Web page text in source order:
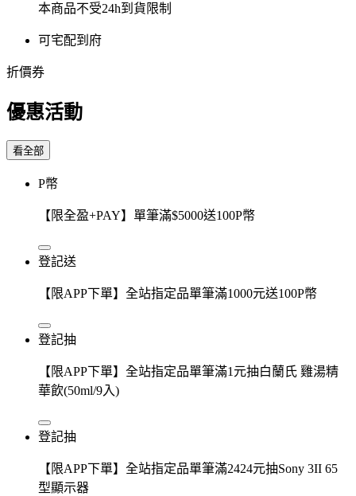
本商品不受24h到貨限制
可宅配到府
折價券
優惠活動
看全部
P幣
【限全盈+PAY】單筆滿$5000送100P幣
登記送
【限APP下單】全站指定品單筆滿1000元送100P幣
登記抽
【限APP下單】全站指定品單筆滿1元抽白蘭氏 雞湯精
華飲(50ml/9入)
登記抽
【限APP下單】全站指定品單筆滿2424元抽Sony 3II 65
型顯示器